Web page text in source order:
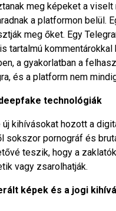
meg képeket a
a platformon
meg őket. Egy
kommentárokkal
a gyakorlatban a
és a platform nem
technológiák
kihívásokat hozott a
pornográf és
teszik, hogy a
vagy zsarolhatják.
képek és a jogi